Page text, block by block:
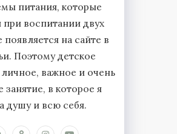
питания, которые
при воспитании двух
появляется на сайте в
Поэтому детское
важное и очень
занятие, в которое я
душу и всю себя.